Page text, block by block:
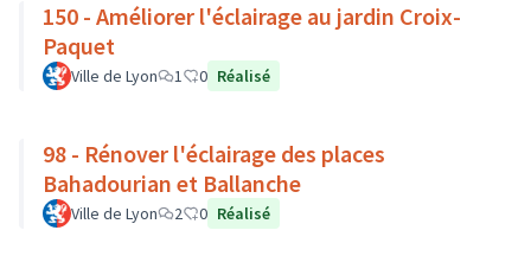
150 - Améliorer l'éclairage au jardin Croix-
Paquet
Ville de Lyon 1 0 Réalisé
98 - Rénover l'éclairage des places
Bahadourian et Ballanche
Ville de Lyon 2 0 Réalisé